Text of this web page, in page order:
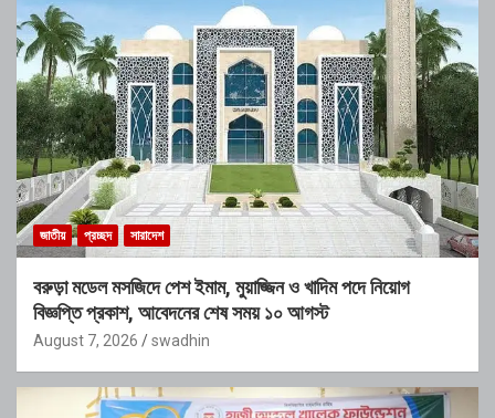
জাতীয় প্রচ্ছদ সারাদেশ
বরুড়া মডেল মসজিদে পেশ ইমাম, মুয়াজ্জিন ও খাদিম পদে নিয়োগ
বিজ্ঞপ্তি প্রকাশ, আবেদনের শেষ সময় ১০ আগস্ট
August 7, 2026 swadhin